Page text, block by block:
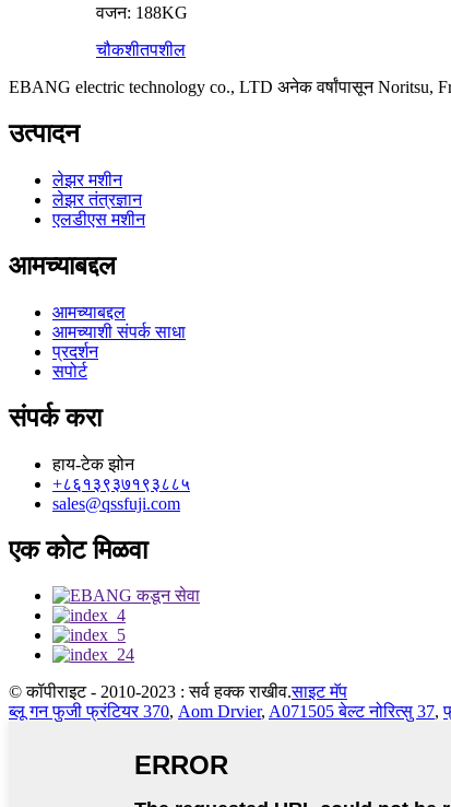
वजन: 188KG
चौकशीतपशील
EBANG electric technology co., LTD अनेक वर्षांपासून Noritsu,
उत्पादन
लेझर मशीन
लेझर तंत्रज्ञान
एलडीएस मशीन
आमच्याबद्दल
आमच्याबद्दल
आमच्याशी संपर्क साधा
प्रदर्शन
सपोर्ट
संपर्क करा
हाय-टेक झोन
+८६१३९३७१९३८८५
sales@qssfuji.com
एक कोट मिळवा
© कॉपीराइट - 2010-2023 : सर्व हक्क राखीव.साइट मॅप
ब्लू गन फुजी फ्रंटियर 370, Aom Drvier, A071505 बेल्ट नोरित्सु 37,